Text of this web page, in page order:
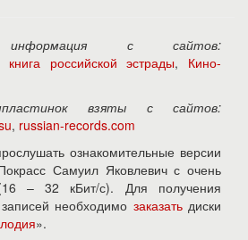
информация с сайтов:
книга российской эстрады, Кино-
взяты с сайтов:
, russian-records.com
ознакомительные версии
Самуил Яковлевич с очень
– 32 кБит/с). Для получения
необходимо заказатьдиски
».